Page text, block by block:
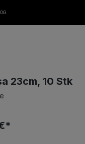
23cm, 10 Stk